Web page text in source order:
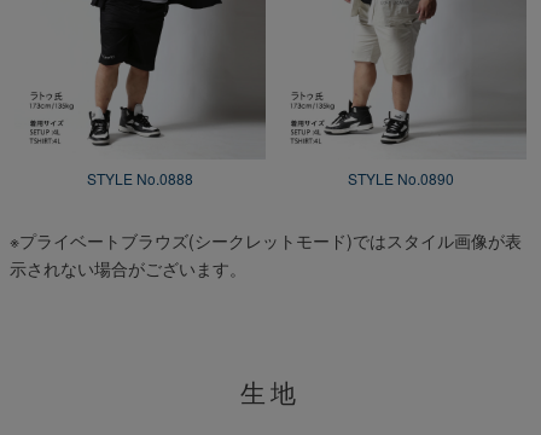
STYLE No.0888 STYLE No.0890
※プライベートブラウズ(シークレットモード)ではスタイル画像が表
示されない場合がございます。
生地